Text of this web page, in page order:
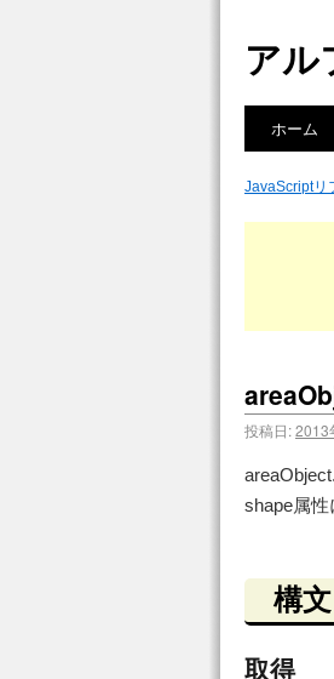
ア
ホーム
JavaScriptリ
投稿日:2013
shape属性
構文
取得